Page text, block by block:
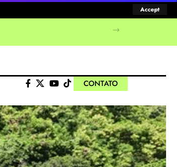
Accept
CONTATO